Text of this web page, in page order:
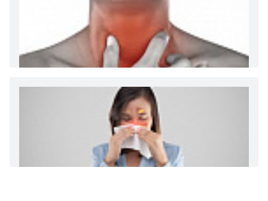
Диета 7 стол при заболеваниях почек (острый и
Ларингит: все о ларингите и его лечении. Как
спасти свой голос.